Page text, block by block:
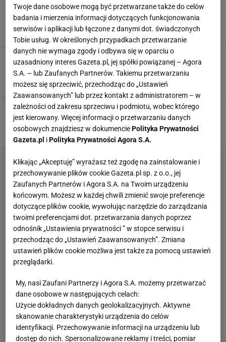
Gwiazdor Anglików zwyzywał trenera
Słowaków. Co za rynsztok. Jest nagranie
Jakub Trochimowicz,30 CZERWCA 2024, 22:53
Burza w kadrze uczestnika Euro 2024. Piłkarz
nie wytrzymał. "Wbił mi nóż w plecy"
Filip Macuda,3 KWIETNIA 2024, 23:13
Kolega Zielińskiego rozwścieczył Napoli w
meczu z Barceloną. Może pożałować
Aleksander Bernard,24 LUTEGO 2024, 11:33
Twoje dane osobowe mogą być przetwarzane także do celów
badania i mierzenia informacji dotyczących funkcjonowania
serwisów i aplikacji lub łączone z danymi dot. świadczonych
Tobie usług. W określonych przypadkach przetwarzanie
danych nie wymaga zgody i odbywa się w oparciu o
uzasadniony interes Gazeta.pl, jej spółki powiązanej – Agora
S.A. – lub Zaufanych Partnerów. Takiemu przetwarzaniu
możesz się sprzeciwić, przechodząc do „Ustawień
Zaawansowanych” lub przez kontakt z administratorem – w
zależności od zakresu sprzeciwu i podmiotu, wobec którego
jest kierowany. Więcej informacji o przetwarzaniu danych
osobowych znajdziesz w dokumenciePolityka Prywatności
Gazeta.pl iPolityka Prywatności Agora S.A.
Klikając „Akceptuję” wyrażasz też zgodę na zainstalowanie i
przechowywanie plików cookie Gazeta.pl sp. z o.o., jej
Zaufanych Partnerów i Agora S.A. na Twoim urządzeniu
końcowym. Możesz w każdej chwili zmienić swoje preferencje
dotyczące plików cookie, wywołując narzędzie do zarządzania
twoimi preferencjami dot. przetwarzania danych poprzez
odnośnik „Ustawienia prywatności ” w stopce serwisu i
przechodząc do „Ustawień Zaawansowanych”. Zmiana
ustawień plików cookie możliwa jest także za pomocą ustawień
przeglądarki.
My, nasi Zaufani Partnerzy i Agora S.A. możemy przetwarzać
dane osobowe w następujących celach:
Użycie dokładnych danych geolokalizacyjnych. Aktywne
skanowanie charakterystyki urządzenia do celów
identyfikacji. Przechowywanie informacji na urządzeniu lub
dostęp do nich. Spersonalizowane reklamy i treści, pomiar